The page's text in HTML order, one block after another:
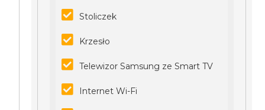
Stoliczek
Krzesło
Telewizor Samsung ze Smart TV
Internet Wi-Fi